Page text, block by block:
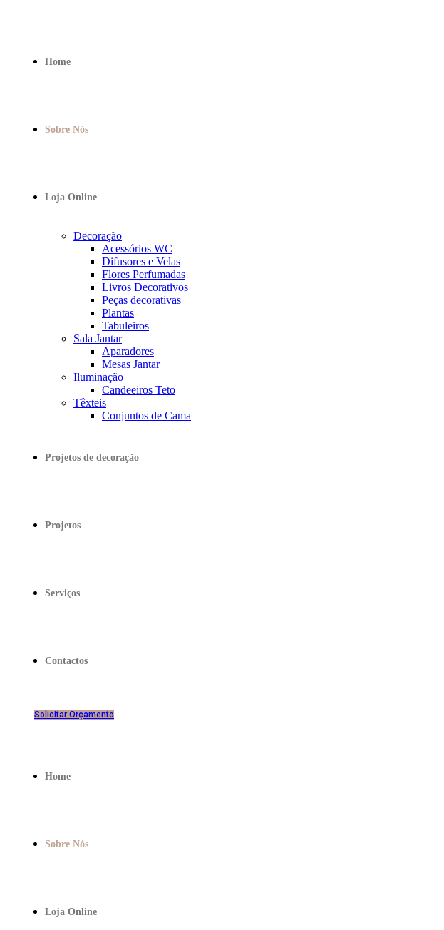
Home
Sobre Nós
Loja Online
Decoração
Acessórios WC
Difusores e Velas
Flores Perfumadas
Livros Decorativos
Peças decorativas
Plantas
Tabuleiros
Sala Jantar
Aparadores
Mesas Jantar
Iluminação
Candeeiros Teto
Têxteis
Conjuntos de Cama
Projetos de decoração
Projetos
Serviços
Contactos
Solicitar Orçamento
Home
Sobre Nós
Loja Online